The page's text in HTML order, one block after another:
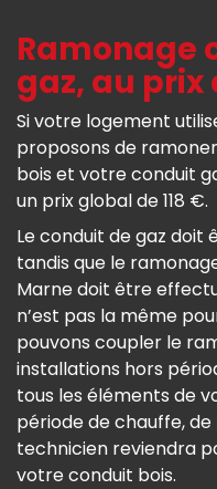
Ramonage
gaz, au prix
Si votre logement
proposons de
bois et votre conduit
un prix global de 118 €.
Le conduit de gaz doit
tandis que le
Marne doit être
n’est pas la même
pouvons coupler le
installations hors
tous les éléments de
période de chauffe,
technicien reviendra
votre conduit bois.